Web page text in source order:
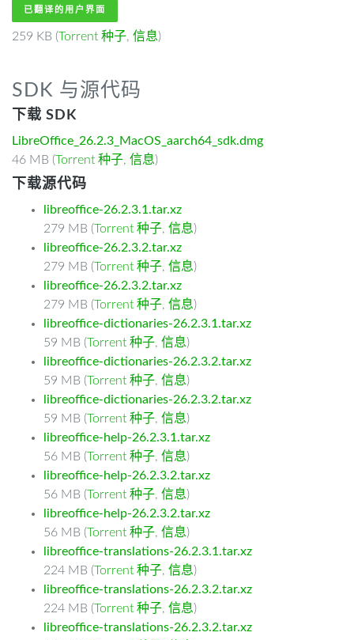
已翻译的用户界面
259 KB (Torrent 种子, 信息)
SDK 与源代码
下载 SDK
LibreOffice_26.2.3_MacOS_aarch64_sdk.dmg
46 MB (Torrent 种子, 信息)
下载源代码
libreoffice-26.2.3.1.tar.xz
279 MB (Torrent 种子, 信息)
libreoffice-26.2.3.2.tar.xz
279 MB (Torrent 种子, 信息)
libreoffice-26.2.3.2.tar.xz
279 MB (Torrent 种子, 信息)
libreoffice-dictionaries-26.2.3.1.tar.xz
59 MB (Torrent 种子, 信息)
libreoffice-dictionaries-26.2.3.2.tar.xz
59 MB (Torrent 种子, 信息)
libreoffice-dictionaries-26.2.3.2.tar.xz
59 MB (Torrent 种子, 信息)
libreoffice-help-26.2.3.1.tar.xz
56 MB (Torrent 种子, 信息)
libreoffice-help-26.2.3.2.tar.xz
56 MB (Torrent 种子, 信息)
libreoffice-help-26.2.3.2.tar.xz
56 MB (Torrent 种子, 信息)
libreoffice-translations-26.2.3.1.tar.xz
224 MB (Torrent 种子, 信息)
libreoffice-translations-26.2.3.2.tar.xz
224 MB (Torrent 种子, 信息)
libreoffice-translations-26.2.3.2.tar.xz